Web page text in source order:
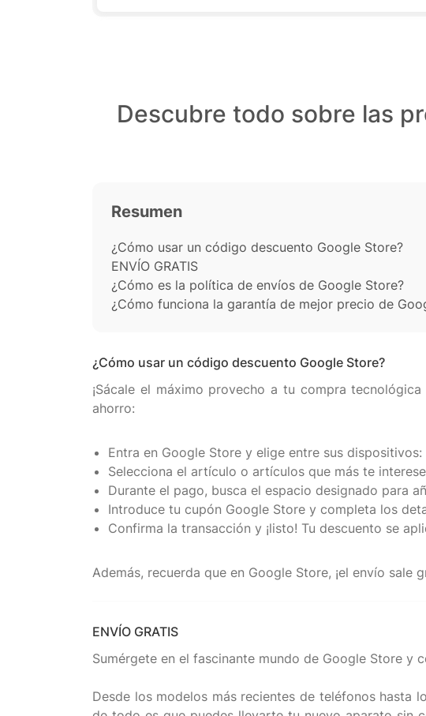
Descubre todo sobre las
Resumen
¿Cómo usar un código descuento Google Store?
ENVÍO GRATIS
¿Cómo es la política de envíos de Google Store?
¿Cómo funciona la garantía de mejor precio de
¿Cómo usar un código descuento Google Store?
¡Sácale el máximo provecho a tu compra
ahorro:
Entra en Google Store y elige entre sus
Selecciona el artículo o artículos que más te
Durante el pago, busca el espacio designado para
Introduce tu cupón Google Store y completa los
Confirma la transacción y ¡listo! Tu descuento se
ENVÍO GRATIS
Sumérgete en el fascinante mundo de Google Store
Desde los modelos más recientes de teléfonos hasta